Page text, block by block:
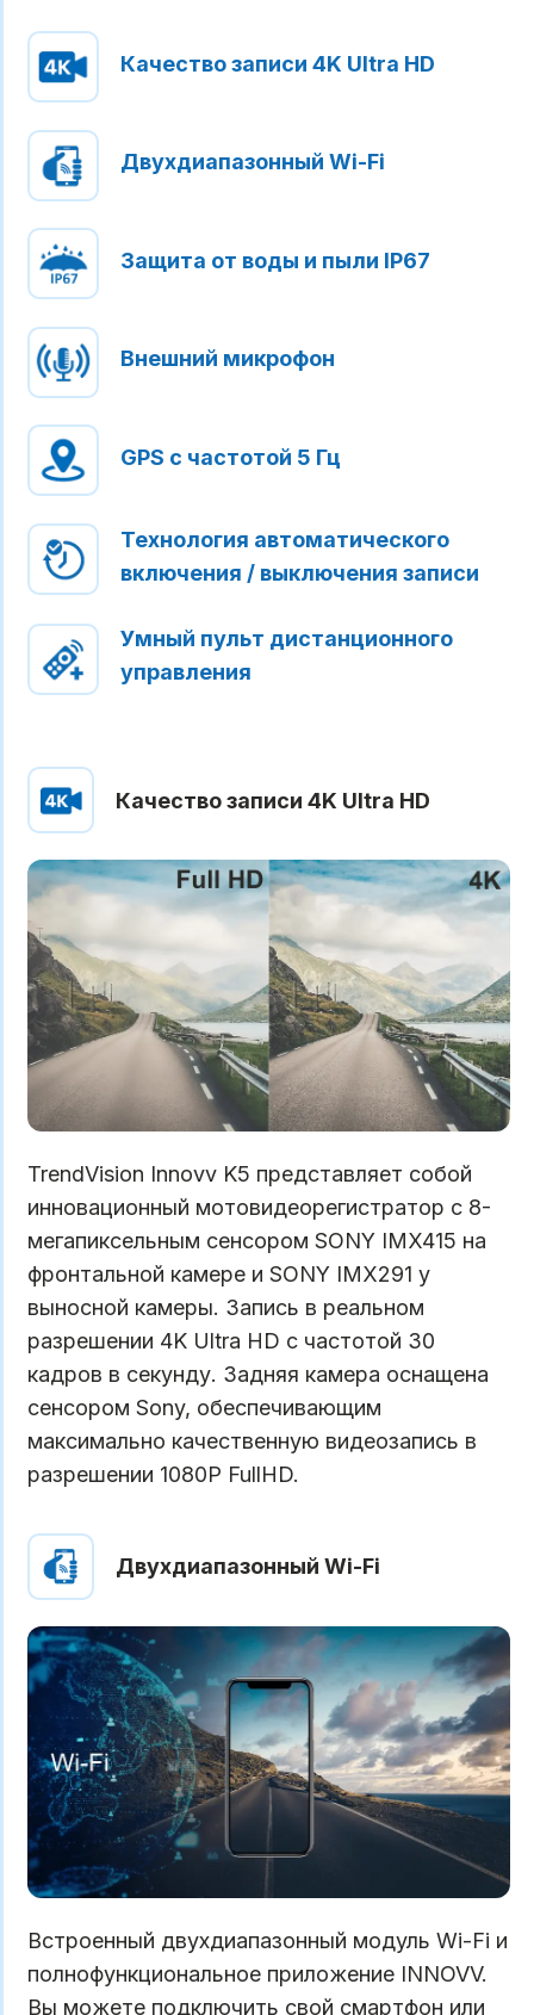
Качество записи 4K Ultra HD
Двухдиапазонный Wi-Fi
Защита от воды и пыли IP67
Внешний микрофон
GPS с частотой 5 Гц
Технология автоматического
включения / выключения записи
Умный пульт дистанционного
управления
Качество записи 4K Ultra HD
TrendVision Innovv K5 представляет собой
инновационный мотовидеорегистратор с 8-
мегапиксельным сенсором SONY IMX415 на
фронтальной камере и SONY IMX291 у
выносной камеры. Запись в реальном
разрешении 4K Ultra HD с частотой 30
кадров в секунду. Задняя камера оснащена
сенсором Sony, обеспечивающим
максимально качественную видеозапись в
разрешении 1080P FullHD.
Двухдиапазонный Wi-Fi
Встроенный двухдиапазонный модуль Wi-Fi и
полнофункциональное приложение INNOVV.
Вы можете подключить свой смартфон или